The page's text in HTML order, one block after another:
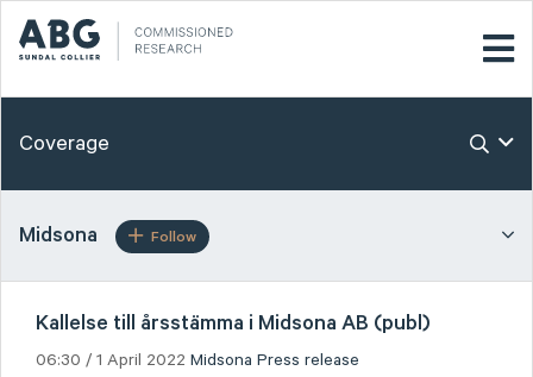
Coverage
Midsona Follow
Kallelse till årsstämma i Midsona AB (publ)
06:30 / 1 April 2022 Midsona Press release